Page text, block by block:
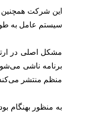
این شرکت
سیستم عامل به
مشکل اصلی در
برنامه ناشی
منظم منتشر
به منظور بهنگام